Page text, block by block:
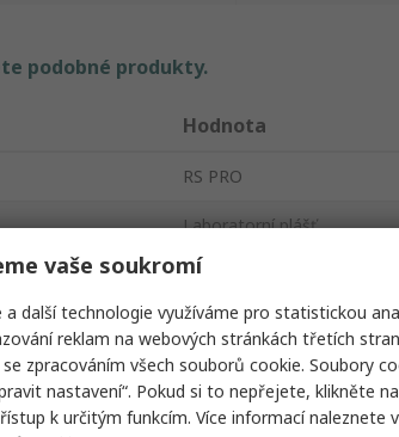
podobné produkty.
Hodnota
RS PRO
Laboratorní plášť
Bílá
L
Opakovaně použitelné
Unisex
vaše soukromí
a další technologie využíváme pro statistickou
reklam na webových stránkách třetích
se zpracováním všech souborů cookie. Soubory
nastavení“. Pokud si to nepřejete, klikněte
k určitým funkcím. Více informací naleznete